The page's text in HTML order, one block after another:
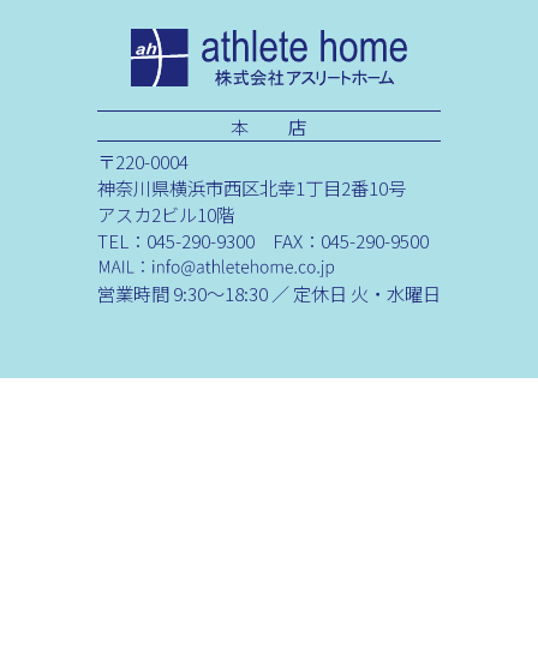
本 店
〒220-0004
神奈川県横浜市西区北幸1丁目2番10号
アスカ2ビル10階
TEL：045-290-9300 FAX：045-290-9500
営業時間 9:30～18:30 ／ 定休日 火・水曜日